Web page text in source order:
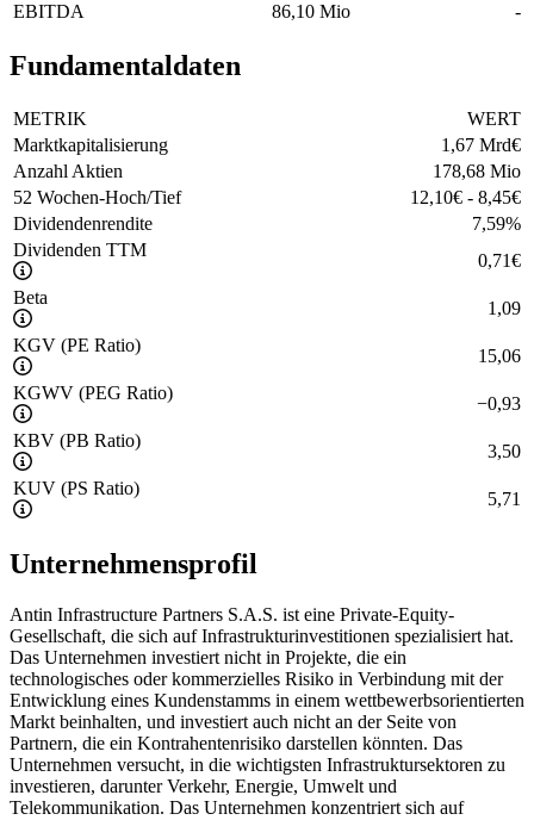
EBITDA
86,10 Mio -
Fundamentaldaten
METRIK
WERT
Marktkapitalisierung
1,67 Mrd€
Anzahl Aktien
178,68 Mio
52 Wochen-Hoch/Tief
12,10€ - 8,45€
Dividendenrendite
7,59%
Dividenden TTM
0,71€
Beta
1,09
KGV (PE Ratio)
15,06
KGWV (PEG Ratio)
−0,93
KBV (PB Ratio)
3,50
KUV (PS Ratio)
5,71
Unternehmensprofil
Antin Infrastructure Partners S.A.S. ist eine Private-Equity-
Gesellschaft, die sich auf Infrastrukturinvestitionen spezialisiert hat.
Das Unternehmen investiert nicht in Projekte, die ein
technologisches oder kommerzielles Risiko in Verbindung mit der
Entwicklung eines Kundenstamms in einem wettbewerbsorientierten
Markt beinhalten, und investiert auch nicht an der Seite von
Partnern, die ein Kontrahentenrisiko darstellen könnten. Das
Unternehmen versucht, in die wichtigsten Infrastruktursektoren zu
investieren, darunter Verkehr, Energie, Umwelt und
Telekommunikation. Das Unternehmen konzentriert sich auf